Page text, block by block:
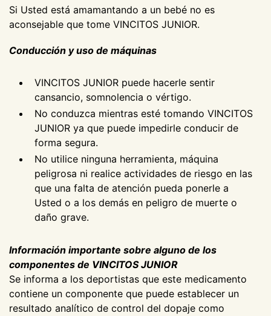
Si Usted está amamantando a un bebé no es
aconsejable que tome VINCITOS JUNIOR.
Conducción y uso de máquinas
VINCITOS JUNIOR puede hacerle sentir
cansancio, somnolencia o vértigo.
No conduzca mientras esté tomando VINCITOS
JUNIOR ya que puede impedirle conducir de
forma segura.
No utilice ninguna herramienta, máquina
peligrosa ni realice actividades de riesgo en las
que una falta de atención pueda ponerle a
Usted o a los demás en peligro de muerte o
daño grave.
Información importante sobre alguno de los
componentes de VINCITOS JUNIOR
Se informa a los deportistas que este medicamento
contiene un componente que puede establecer un
resultado analítico de control del dopaje como